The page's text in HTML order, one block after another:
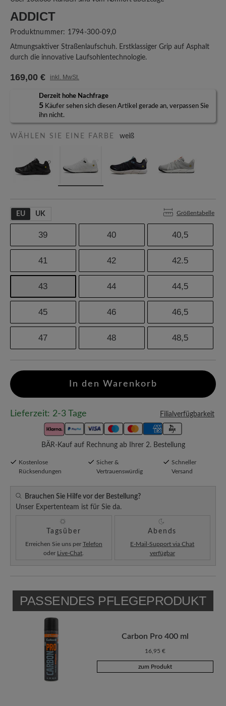
ADDICT
Produktnummer: 1794-300-09,0
Atmungsaktiver Straßenlaufschuh. Erstklassiger Grip auf Asphalt
durch die innovative Laufsohlentechnologie.
169,00 € inkl. MwSt.
Derzeit hohe Nachfrage
5 Käufer sehen sich diesen Artikel gerade an, verpassen Sie
ihn nicht.
WÄHLEN SIE EINE FARBE weiß
EU UK Größentabelle
39 40 40,5
41 42 42.5
43 44 44,5
45 46 46,5
47 48 48,5
In den Warenkorb
Lieferzeit: 2-3 Tage Filialverfügbarkeit
BÄR-Kauf auf Rechnung ab Ihrer 2. Bestellung
Kostenlose
Rücksendungen
Sicher &
Vertrauenswürdig
Schneller
Versand
Brauchen Sie Hilfe vor der Bestellung?
Unser Expertenteam ist für Sie da.
Tagsüber
Erreichen Sie uns per Telefon
oder Live-Chat
Abends
E-Mail-Support via Chat
verfügbar
PASSENDES PFLEGEPRODUKT
Carbon Pro 400 ml
16,95 €
zum Produkt